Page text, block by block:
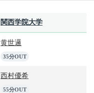
関西学院大学
黄世邏
35分OUT
西村優希
55分OUT